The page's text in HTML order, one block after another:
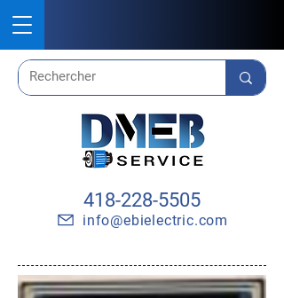
418-228-5505
info@ebielectric.com